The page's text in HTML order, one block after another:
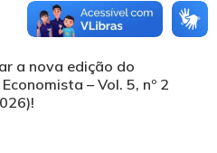
a nova edição do
– Vol. 5, nº 2